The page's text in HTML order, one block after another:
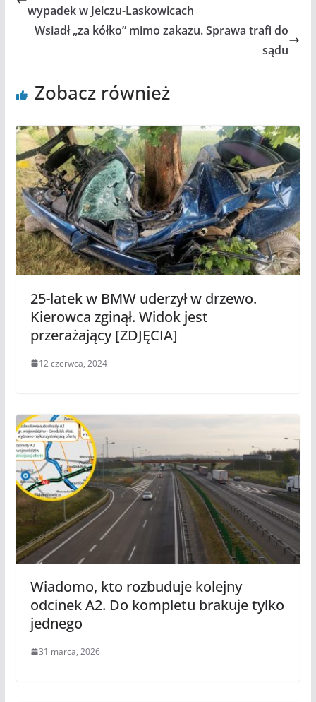
wypadek w Jelczu-Laskowicach
Wsiadł „za kółko” mimo zakazu. Sprawa trafi do
sądu
Zobacz również
25-latek w BMW uderzył w drzewo.
Kierowca zginął. Widok jest
przerażający [ZDJĘCIA]
12 czerwca, 2024
Wiadomo, kto rozbuduje kolejny
odcinek A2. Do kompletu brakuje tylko
jednego
31 marca, 2026